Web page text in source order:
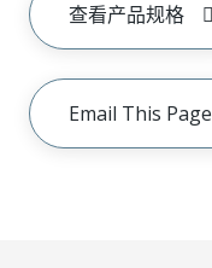
查看产品规格
Email This Page